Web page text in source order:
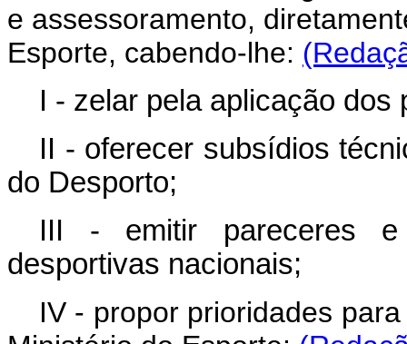
e assessoramento,
Esporte, cabendo-lhe:
I - zelar pela aplicação
II - oferecer subsídios
do Desporto;
III - emitir pareceres e
desportivas nacionais;
IV - propor prioridades